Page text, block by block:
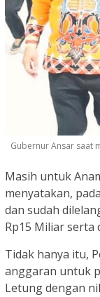
Gubernur Ansar saat
Masih untuk
menyatakan,
dan sudah
Rp15 Miliar serta
Tidak hanya itu,
anggaran untuk
Letung dengan